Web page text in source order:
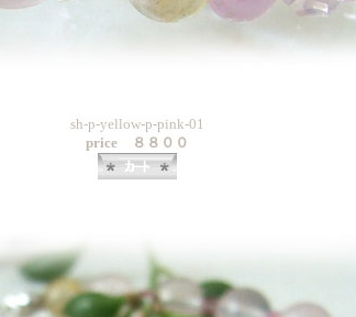
sh-p-yellow-p-pink-01
price ８８００